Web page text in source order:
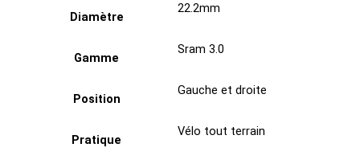
Diamètre
22.2mm
Gamme
Sram 3.0
Position
Gauche et droite
Pratique
Vélo tout terrain